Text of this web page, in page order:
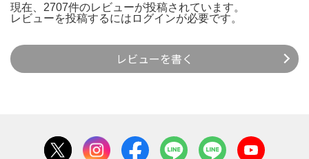
現在、2707件のレビューが投稿されています。
レビューを投稿するには ログインが必要です。
レビューを書く